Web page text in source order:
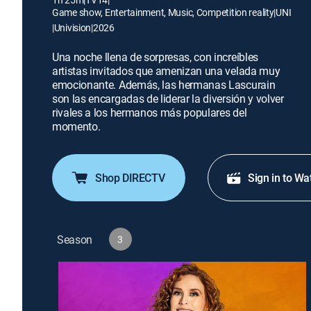
Game show, Entertainment, Music, Competition reality|UNI
|Univision|2026
Una noche llena de sorpresas, con increíbles
artistas invitados que amenizan una velada muy
emocionante. Además, las hermanas Lascurain
son las encargadas de liderar la diversión y volver
rivales a los hermanos más populares del
momento.
Shop DIRECTV Sign in to
Season 3